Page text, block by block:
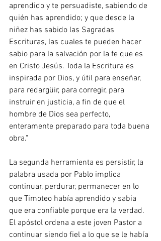
aprendido y te persuadiste, sabiendo de
quién has aprendido; y que desde la
niñez has sabido las Sagradas
Escrituras, las cuales te pueden hacer
sabio para la salvación por la fe que es
en Cristo Jesús. Toda la Escritura es
inspirada por Dios, y útil para enseñar,
para redargüir, para corregir, para
instruir en justicia, a fin de que el
hombre de Dios sea perfecto,
enteramente preparado para toda buena
obra."
La segunda herramienta es persistir, la
palabra usada por Pablo implica
continuar, perdurar, permanecer en lo
que Timoteo había aprendido y sabia
que era confiable porque era la verdad.
El apóstol ordena a este joven Pastor a
continuar siendo fiel a lo que se le había